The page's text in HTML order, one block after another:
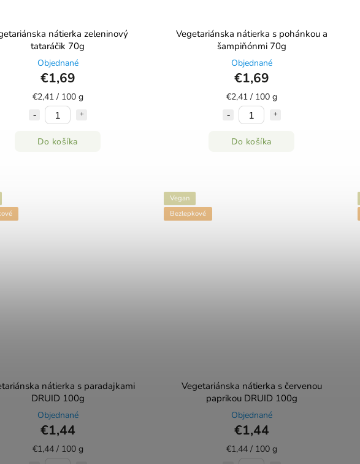
nátierka zeleninový
tataráčik 70g
Objednané
€1,69
€2,41 / 100 g
Do košíka
Vegetariánska nátierka s pohánkou a
šampiňónmi 70g
Objednané
€1,69
€2,41 / 100 g
Do košíka
nátierka s paradajkami
DRUID 100g
Objednané
€1,44
€1,44 / 100 g
Vegan
Bezlepkové
Vegetariánska nátierka s červenou
paprikou DRUID 100g
Objednané
€1,44
€1,44 / 100 g